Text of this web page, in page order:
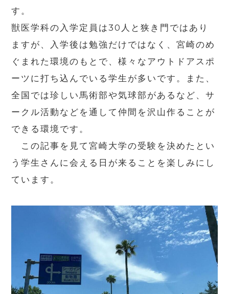
す。
獣医学科の入学定員は30人と狭き門ではあり
ますが、入学後は勉強だけではなく、宮崎のめ
ぐまれた環境のもとで、様々なアウトドアスポ
ーツに打ち込んでいる学生が多いです。また、
全国では珍しい馬術部や気球部があるなど、サ
ークル活動などを通して仲間を沢山作ることが
できる環境です。
この記事を見て宮崎大学の受験を決めたとい
う学生さんに会える日が来ることを楽しみにし
ています。